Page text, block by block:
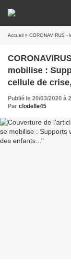
Accueil » CORONAVIRUS - le
CORONAVIRUS - le Département du
mobilise :
cellule de
Publié le 20/03/2020 à
Par clodelle45